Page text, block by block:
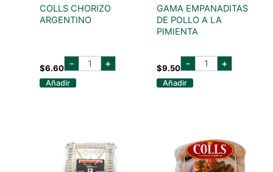
COLLS CHORIZO
ARGENTINO
$6.60 - COLLS
CHORIZO
+
Añadir
GAMA EMPANADITAS
DE POLLO A LA
PIMIENTA
$9.50 - GAMA
EMPANADITAS
+
Añadir